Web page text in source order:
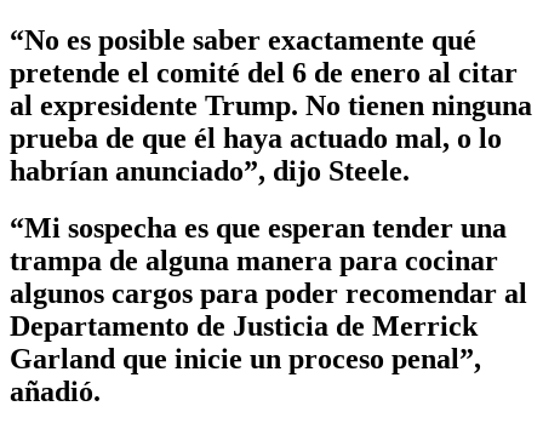
“No es posible saber exactamente qué
pretende el comité del 6 de enero al citar
al expresidente Trump. No tienen ninguna
prueba de que él haya actuado mal, o lo
habrían anunciado”, dijo Steele.
“Mi sospecha es que esperan tender una
trampa de alguna manera para cocinar
algunos cargos para poder recomendar al
Departamento de Justicia de Merrick
Garland que inicie un proceso penal”,
añadió.